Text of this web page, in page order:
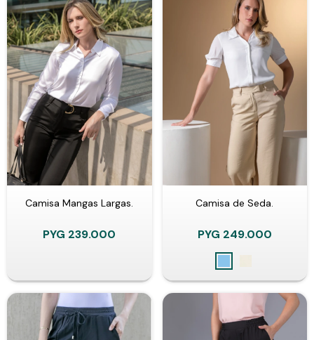
Camisa Mangas Largas.
PYG 239.000
Camisa de Seda.
PYG 249.000